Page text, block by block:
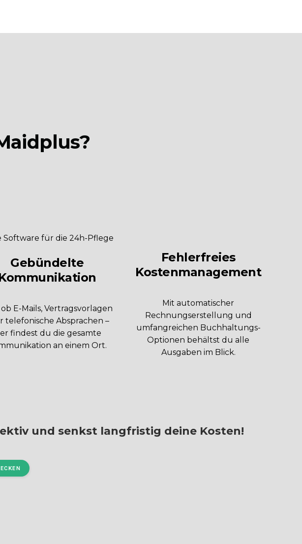
Gebündelte
E-Mails, Vertragsvorlagen
telefonische Absprachen –
findest du die gesamte
an einem Ort.
Fehlerfreies
Kostenmanagement
Mit automatischer
Rechnungserstellung und
umfangreichen Buchhaltungs-
Optionen behältst du alle
Ausgaben im Blick.
und senkst langfristig deine Kosten!